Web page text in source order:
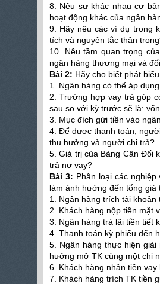
8. Nêu sự khác nhau cơ
hoạt động khác của ngân
9. Hãy nêu các ví dụ trong
tích và nguyên tắc thận
10. Nêu tầm quan trọng
ngân hàng thương mại và
Bài 2: Hãy cho biết phát
1. Ngân hàng có thể áp
2. Trường hợp vay trả góp
sau so với kỳ trước sẽ là:
3. Mục đích gửi tiền vào
4. Để được thanh toán,
thụ hưởng và người chi trả?
5. Giá trị của Bảng Cân Đối
trả nợ vay?
Bài 3: Phân loại các
làm ảnh hưởng đến tổng giá
1. Ngân hàng trích tài khoản
2. Khách hàng nộp tiền mặt
3. Ngân hàng trả lãi tiền tiết
4. Thanh toán kỳ phiếu đến
5. Ngân hàng thực hiện
hưởng mở TK cùng một chi
6. Khách hàng nhận tiền
7. Khách hàng trích TK tiền